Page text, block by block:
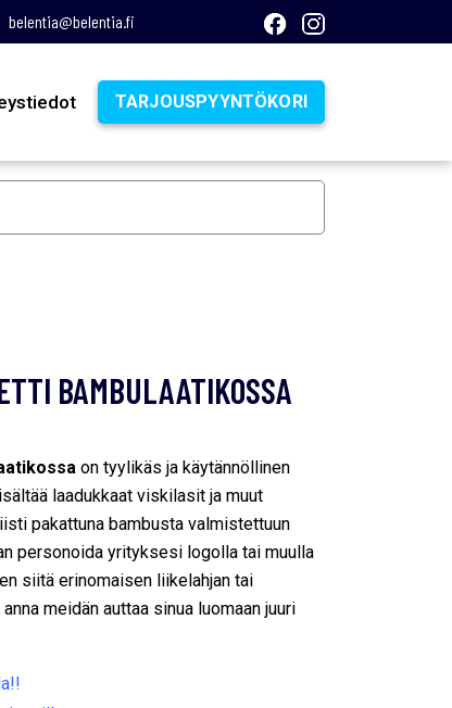
belentia@belentia.fi
TARJOUSPYYNTÖKORI
BAMBULAATIKOSSA
on tyylikäs ja käytännöllinen
laadukkaat viskilasit ja muut
pakattuna bambusta valmistettuun
personoida yrityksesi logolla tai muulla
siitä erinomaisen liikelahjan tai
meidän auttaa sinua luomaan juuri